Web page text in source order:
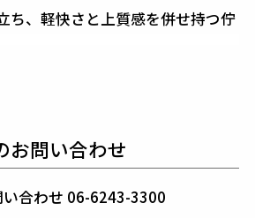
ち、軽快さと上質感を併せ持つ佇
ゆとりあるシルエットがインナ
ず、
し、春夏秋のラウンドでも快適な
アーによるメッシュラインを配
お問い合わせ
合わせ 06-6243-3300